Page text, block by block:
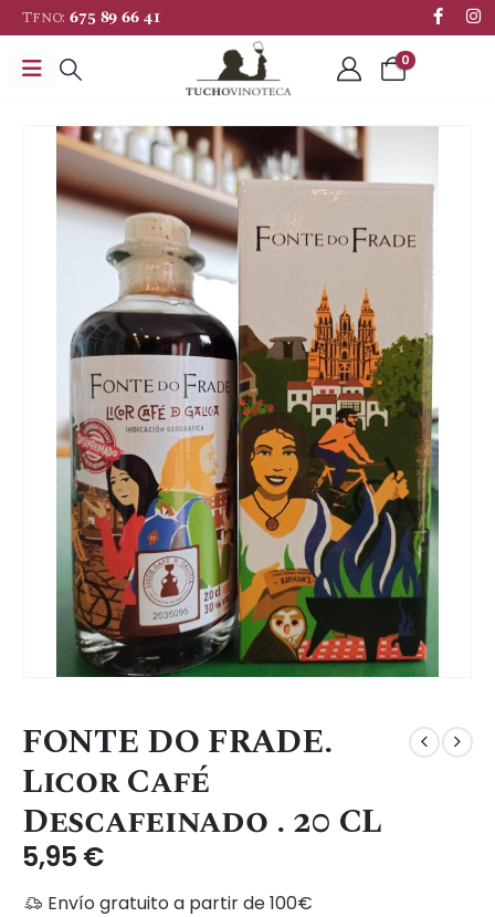
Tfno:675 89 66 41
0
FONTE DO FRADE.
Licor Café
Descafeinado . 20 CL
5,95 €
Envío gratuito a partir de 100€